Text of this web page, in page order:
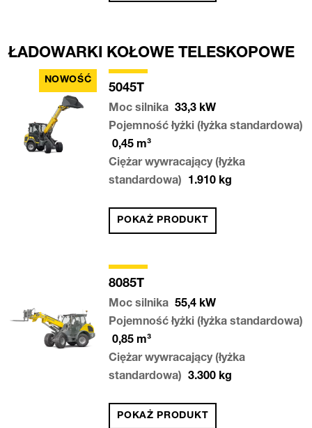
ŁADOWARKI KOŁOWE TELESKOPOWE
NOWOŚĆ
5045T
Moc silnika 33,3 kW
Pojemność łyżki (łyżka standardowa)
0,45 m³
Ciężar wywracający (łyżka
standardowa)
1.910 kg
POKAŻ PRODUKT
8085T
Moc silnika 55,4 kW
Pojemność łyżki (łyżka standardowa)
0,85 m³
Ciężar wywracający (łyżka
standardowa)
3.300 kg
POKAŻ PRODUKT